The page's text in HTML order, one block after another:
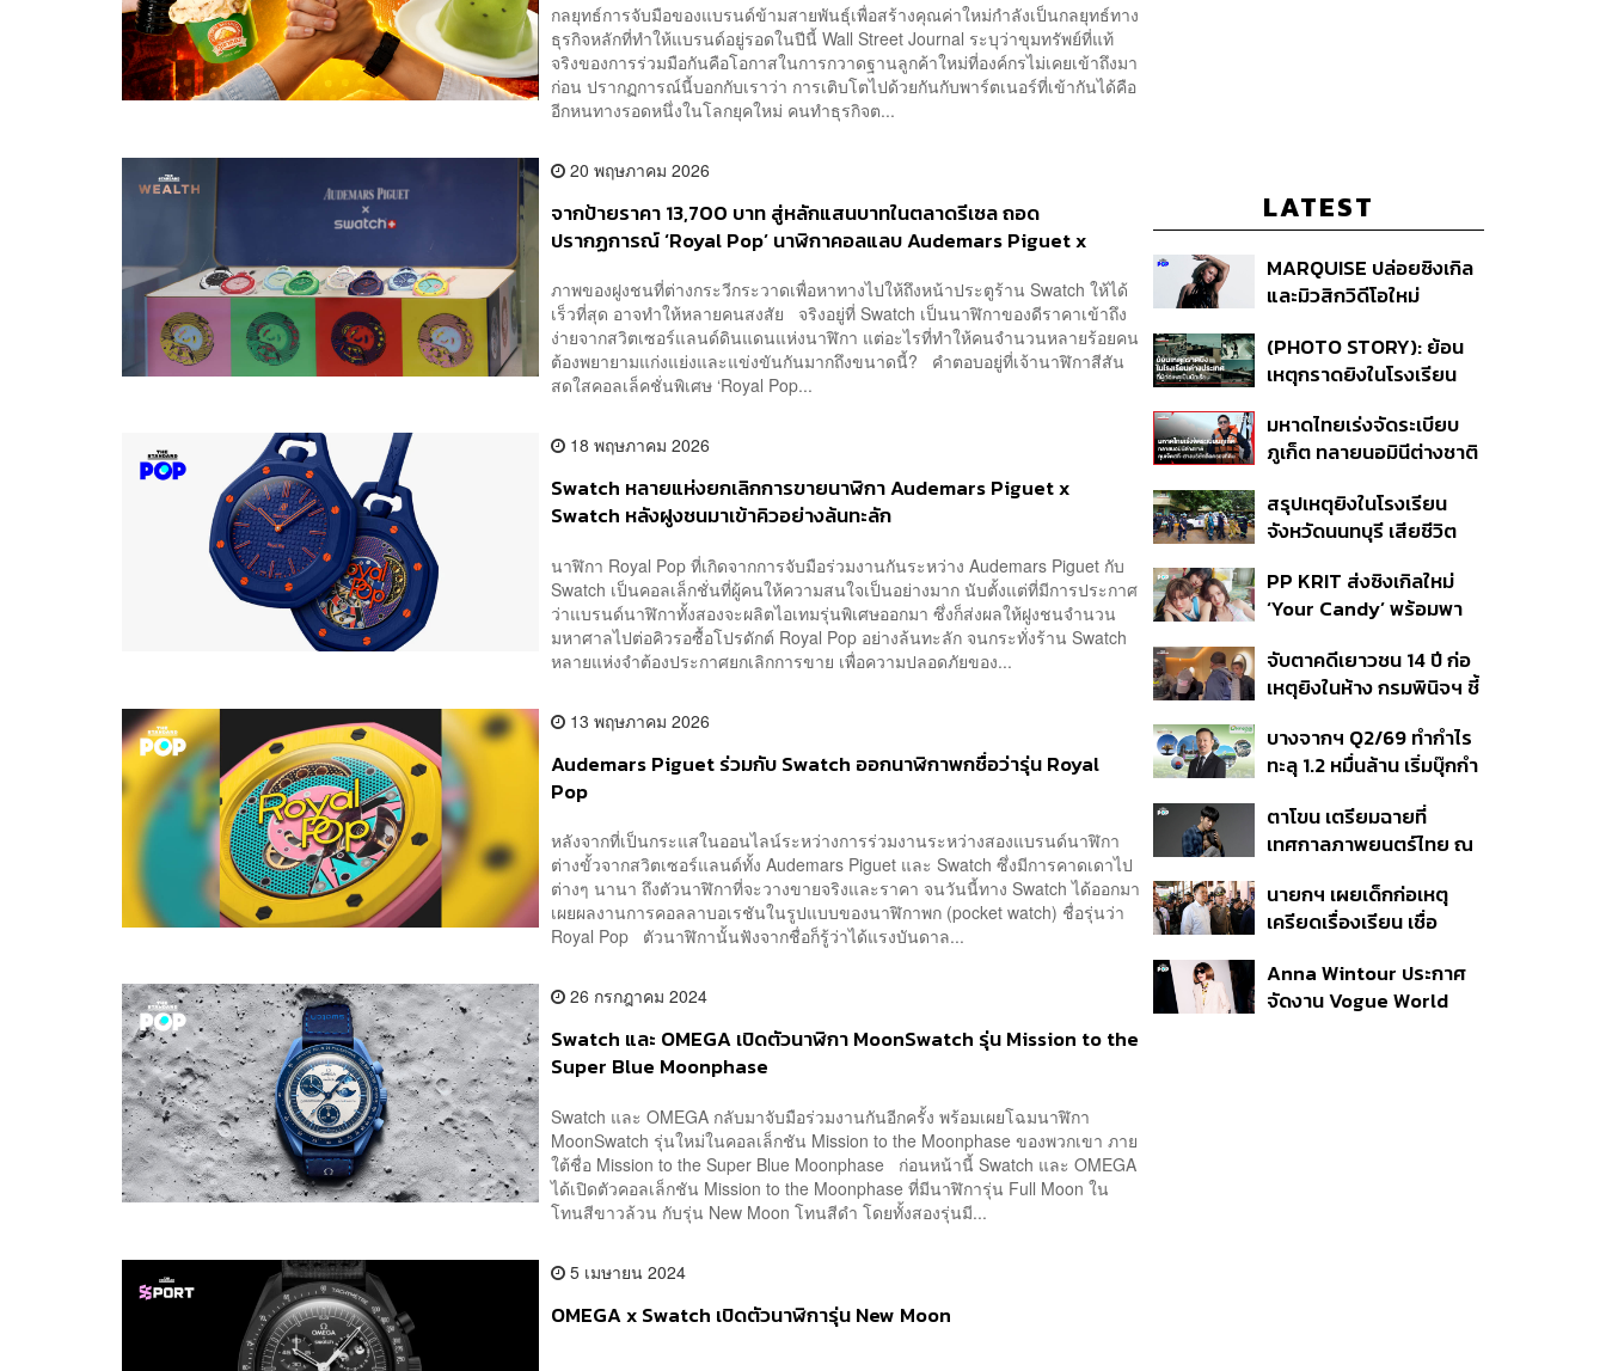
กลยุทธ์การจับมือของแบรนด์ข้ามสายพันธุ์เพื่อสร้างคุณค่าใหม่กำลังเป็นกลยุทธ์ทาง
ธุรกิจหลักที่ทำให้แบรนด์อยู่รอดในปีนี้ Wall Street Journal ระบุว่าขุมทรัพย์ที่แท้
จริงของการร่วมมือกันคือโอกาสในการกวาดฐานลูกค้าใหม่ที่องค์กรไม่เคยเข้าถึงมา
ก่อน ปรากฏการณ์นี้บอกกับเราว่า การเติบโตไปด้วยกันกับพาร์ตเนอร์ที่เข้ากันได้คือ
อีกหนทางรอดหนึ่งในโลกยุคใหม่ คนทำธุรกิจต...
20 พฤษภาคม 2026
จากป้ายราคา 13,700 บาท สู่หลักแสนบาทในตลาดรีเซล ถอด
ปรากฏการณ์ ‘Royal Pop’ นาฬิกาคอลแลบ Audemars Piguet x
ภาพของฝูงชนที่ต่างกระวีกระวาดเพื่อหาทางไปให้ถึงหน้าประตูร้าน Swatch ให้ได้
เร็วที่สุด อาจทำให้หลายคนสงสัย จริงอยู่ที่ Swatch เป็นนาฬิกาของดีราคาเข้าถึง
ง่ายจากสวิตเซอร์แลนด์ดินแดนแห่งนาฬิกา แต่อะไรที่ทำให้คนจำนวนหลายร้อยคน
ต้องพยายามแก่งแย่งและแข่งขันกันมากถึงขนาดนี้? คำตอบอยู่ที่เจ้านาฬิกาสีสัน
สดใสคอลเล็คชั่นพิเศษ ‘Royal Pop...
18 พฤษภาคม 2026
Swatch หลายแห่งยกเลิกการขายนาฬิกา Audemars Piguet x
Swatch หลังฝูงชนมาเข้าคิวอย่างล้นทะลัก
นาฬิกา Royal Pop ที่เกิดจากการจับมือร่วมงานกันระหว่าง Audemars Piguet กับ
Swatch เป็นคอลเล็กชั่นที่ผู้คนให้ความสนใจเป็นอย่างมาก นับตั้งแต่ที่มีการประกาศ
ว่าแบรนด์นาฬิกาทั้งสองจะผลิตไอเทมรุ่นพิเศษออกมา ซึ่งก็ส่งผลให้ฝูงชนจำนวน
มหาศาลไปต่อคิวรอซื้อโปรดักต์ Royal Pop อย่างล้นทะลัก จนกระทั่งร้าน Swatch
หลายแห่งจำต้องประกาศยกเลิกการขาย เพื่อความปลอดภัยของ...
13 พฤษภาคม 2026
Audemars Piguet ร่วมกับ Swatch ออกนาฬิกาพกชื่อว่ารุ่น Royal
Pop
หลังจากที่เป็นกระแสในออนไลน์ระหว่างการร่วมงานระหว่างสองแบรนด์นาฬิกา
ต่างขั้วจากสวิตเซอร์แลนด์ทั้ง Audemars Piguet และ Swatch ซึ่งมีการคาดเดาไป
ต่างๆ นานา ถึงตัวนาฬิกาที่จะวางขายจริงและราคา จนวันนี้ทาง Swatch ได้ออกมา
เผยผลงานการคอลลาบอเรชันในรูปแบบของนาฬิกาพก (pocket watch) ชื่อรุ่นว่า
Royal Pop ตัวนาฬิกานั้นฟังจากชื่อก็รู้ว่าได้แรงบันดาล...
26 กรกฎาคม 2024
Swatch และ OMEGA เปิดตัวนาฬิกา MoonSwatch รุ่น Mission to the
Super Blue Moonphase
Swatch และ OMEGA กลับมาจับมือร่วมงานกันอีกครั้ง พร้อมเผยโฉมนาฬิกา
MoonSwatch รุ่นใหม่ในคอลเล็กชัน Mission to the Moonphase ของพวกเขา ภาย
ใต้ชื่อ Mission to the Super Blue Moonphase ก่อนหน้านี้ Swatch และ OMEGA
ได้เปิดตัวคอลเล็กชัน Mission to the Moonphase ที่มีนาฬิการุ่น Full Moon ใน
โทนสีขาวล้วน กับรุ่น New Moon โทนสีดำ โดยทั้งสองรุ่นมี...
5 เมษายน 2024
OMEGA x Swatch เปิดตัวนาฬิการุ่น New Moon
LATEST
MARQUISE ปล่อยซิงเกิล
และมิวสิกวิดีโอใหม่
สัมพันธ์สุด Toxic
(PHOTO STORY): ย้อน
เหตุกราดยิงในโรงเรียน
นักเรียน
มหาดไทยเร่งจัดระเบียบ
ภูเก็ต ทลายนอมินีต่างชาติ
ที่ดิน เคลียร์ใบอนุญาต
โรงแรมค้าง 7 ปี
สรุปเหตุยิงในโรงเรียน
จังหวัดนนทบุรี เสียชีวิต
ปมค้นประวัติคดีกราดยิงที่
สหรัฐฯ
PP KRIT ส่งซิงเกิลใหม่
‘Your Candy’ พร้อมพา
สิกวิดีโอ
จับตาคดีเยาวชน 14 ปี ก่อ
เหตุยิงในห้าง กรมพินิจฯ ชี้
เนื่อง ประเมินปล่อยตัว
บางจากฯ Q2/69 ทำกำไร
ทะลุ 1.2 หมื่นล้าน เริ่มบุ๊กกำ
แรก หนุนรายได้ครึ่งปีทะลุ
3.2 แสนล้าน
ตาโขน เตรียมฉายที่
เทศกาลภาพยนตร์ไทย ณ
นายกฯ เผยเด็กก่อเหตุ
เครียดเรื่องเรียน เชื่อ
กระสุนอีกกว่า 30 นัด หาก
ไม่จบชีวิตตัวเองอาจสูญ
Anna Wintour ประกาศ
จัดงาน Vogue World